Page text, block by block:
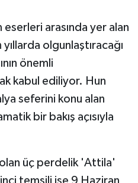
arasında yer alan
olgunlaştıracağı
önemli
kabul ediliyor. Hun
seferini konu alan
bir bakış açısıyla
üç perdelik 'Attila'